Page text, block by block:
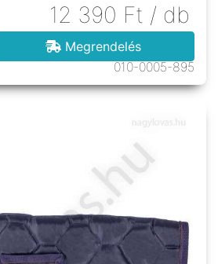
12 390 Ft / db
Megrendelés
010-0005-895